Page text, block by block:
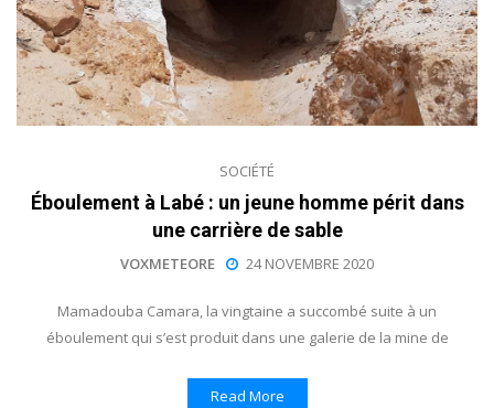
SOCIÉTÉ
Éboulement à Labé : un jeune homme périt dans
une carrière de sable
VOXMETEORE 24 NOVEMBRE 2020
Mamadouba Camara, la vingtaine a succombé suite à un
éboulement qui s’est produit dans une galerie de la mine de
Read More